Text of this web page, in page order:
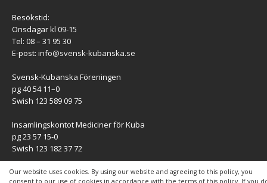
Our website uses cookies. By using our website and agreeing to this policy, you
consent to our use of cookies in accordance with the terms of this policy. If you
Besökstid:
Onsdagar kl 09-15
Tel: 08 – 31 95 30
E-post: info@svensk-kubanska.se
Svensk-Kubanska Föreningen
pg 40 54 11–0
Swish 123 589 09 75
Insamlingskontot Mediciner för Kuba
pg 23 57 15-0
Swish 123 182 37 72
KONTAKT